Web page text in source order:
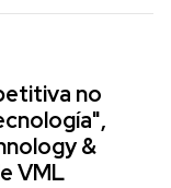
no
&
VML